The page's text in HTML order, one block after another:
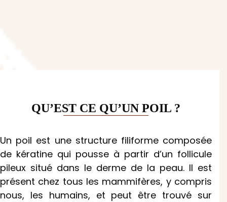
QU’EST CE QU’UN POIL ?
Un poil est une structure filiforme composée
de kératine qui pousse à partir d’un follicule
pileux situé dans le derme de la peau. Il est
présent chez tous les mammifères, y compris
nous, les humains, et peut être trouvé sur